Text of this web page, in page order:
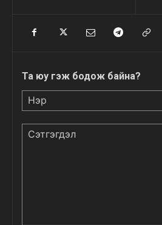
Та юу гэж бодож байна?